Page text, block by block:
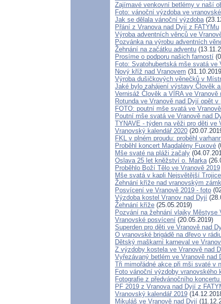
Zajímavé venkovní betlémy v naší
Foto: vánoční výzdoba ve
Jak se dělala vánoční výzdoba
Přání z Vranova nad Dyjí z FATYMu
Výroba adventních věnců ve
Pozvánka na výrobu adventních
Žehnání na začátku adventu
Prosíme o podporu našich farností
Foto: Svatohubertská mše svatá ve
Nový kříž nad Vranovem
Výroba dušičkových věnečků v
Jaké bylo zahájení výstavy Člověk
Vernisáž Člověk a VÍRA ve Vranově
Rotunda ve Vranově nad Dyjí opět v
FOTO: poutní mše svatá ve
Poutní mše svatá ve Vranově nad
TYNAVE - týden na věži pro děti ve
Vranovský kalendář 2020
FKL v plném proudu: proběhl
Proběhl koncert Magdalény Fuxové
Mše svaté na pláži začaly
Oslava 25 let kněžství o. Marka
Proběhlo Boží Tělo ve Vranově 2019
Mše svatá v kapli Nejsvětější
Žehnání kříže nad vranovským
Posvícení ve Vranově 2019 - foto
Výzdoba kostel Vranov nad Dyjí
Žehnání kříže (25.05.2019)
Pozvání na žehnání vlajky
Vranovské posvícení (20.05.2019)
Superden pro děti ve Vranově nad
O vranovské brigádě na dřevo v
Dětský maškarní karneval ve
Z výzdoby kostela ve Vranově nad
Vyřezávaný betlém ve Vranově nad
Tři mimořádné akce při mši svaté v
Foto vánoční výzdoby vranovského
Fotografie z předvánočního
PF 2019 z Vranova nad Dyjí z
Vranovský kalendář 2019
Mikuláš ve Vranově nad Dyjí